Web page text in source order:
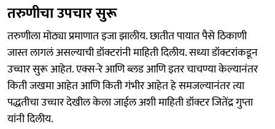
तरुणीचा उपचार सुरू
तरुणीला मोठ्या प्रमाणात इजा झालीय. छातीत पायात पैसे ठिकाणी
जास्त लागलं असल्याची डॉक्टरांनी माहिती दिलीय. सध्या डॉक्टरांकडून
उच्चार सुरू आहेत. एक्स-रे आणि ब्लड आणि इतर चाचण्या केल्यानंतर
किती जखमा आहेत आणि किती गंभीर आहेत हे समजल्यानंतर त्या
पद्धतीचा उच्चार देखील केला जाईल अशी माहिती डॉक्टर जितेंद्र गुप्ता
यांनी दिलीय.